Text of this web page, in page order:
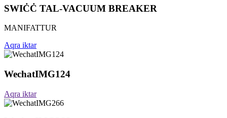
SWIĊĊ TAL-VACUUM BREAKER
MANIFATTUR
Aqra iktar
WechatIMG124
Aqra iktar